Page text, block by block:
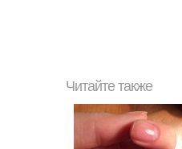
Читайте также